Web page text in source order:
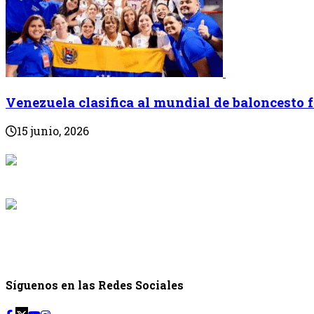
Venezuela clasifica al mundial de baloncesto
15 junio, 2026
Síguenos en las Redes Sociales